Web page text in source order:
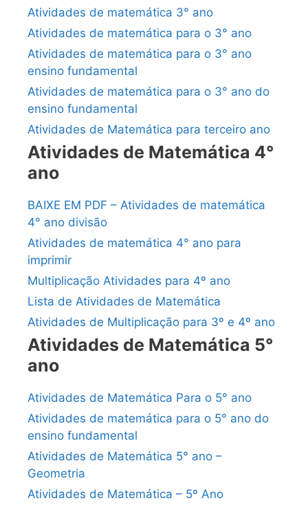
Atividades de matemática 3° ano
Atividades de matemática para o 3° ano
Atividades de matemática para o 3° ano
ensino fundamental
Atividades de matemática para o 3° ano do
ensino fundamental
Atividades de Matemática para terceiro ano
Atividades de Matemática 4°
ano
BAIXE EM PDF – Atividades de matemática
4° ano divisão
Atividades de matemática 4° ano para
imprimir
Multiplicação Atividades para 4º ano
Lista de Atividades de Matemática
Atividades de Multiplicação para 3º e 4º ano
Atividades de Matemática 5°
ano
Atividades de Matemática Para o 5° ano
Atividades de matemática para o 5° ano do
ensino fundamental
Atividades de Matemática 5° ano –
Geometria
Atividades de Matemática – 5º Ano